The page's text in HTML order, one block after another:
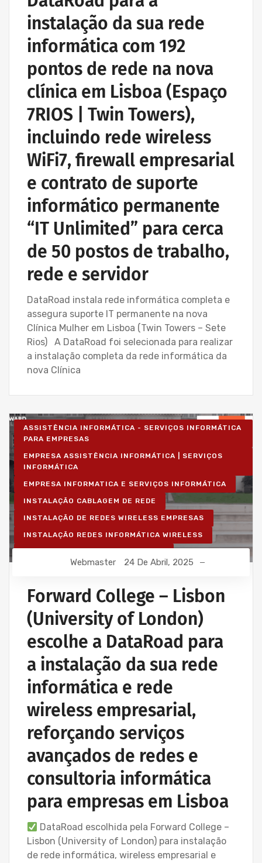
instalação da sua rede
informática com 192
pontos de rede na nova
clínica em Lisboa (Espaço
7RIOS | Twin Towers),
incluindo rede wireless
WiFi7, firewall empresarial
e contrato de suporte
informático permanente
“IT Unlimited” para cerca
de 50 postos de trabalho,
rede e servidor
DataRoad instala rede informática completa e
assegura suporte IT permanente na nova
Clínica Mulher em Lisboa (Twin Towers – Sete
Rios) A DataRoad foi selecionada para realizar
a instalação completa da rede informática da
nova Clínica
ASSISTÊNCIA INFORMÁTICA - SERVIÇOS INFORMÁTICA
PARA EMPRESAS
EMPRESA ASSISTÊNCIA INFORMÁTICA | SERVIÇOS
INFORMÁTICA
EMPRESA INFORMATICA E SERVIÇOS INFORMÁTICA
INSTALAÇÃO CABLAGEM DE REDE
INSTALAÇÃO DE REDES WIRELESS EMPRESAS
INSTALAÇÃO REDES INFORMÁTICA WIRELESS
Webmaster 24 De Abril, 2025
Forward College – Lisbon
(University of London)
escolhe a DataRoad para
a instalação da sua rede
informática e rede
wireless empresarial,
reforçando serviços
avançados de redes e
consultoria informática
para empresas em Lisboa
DataRoad escolhida pela Forward College –
Lisbon (University of London) para instalação
de rede informática, wireless empresarial e